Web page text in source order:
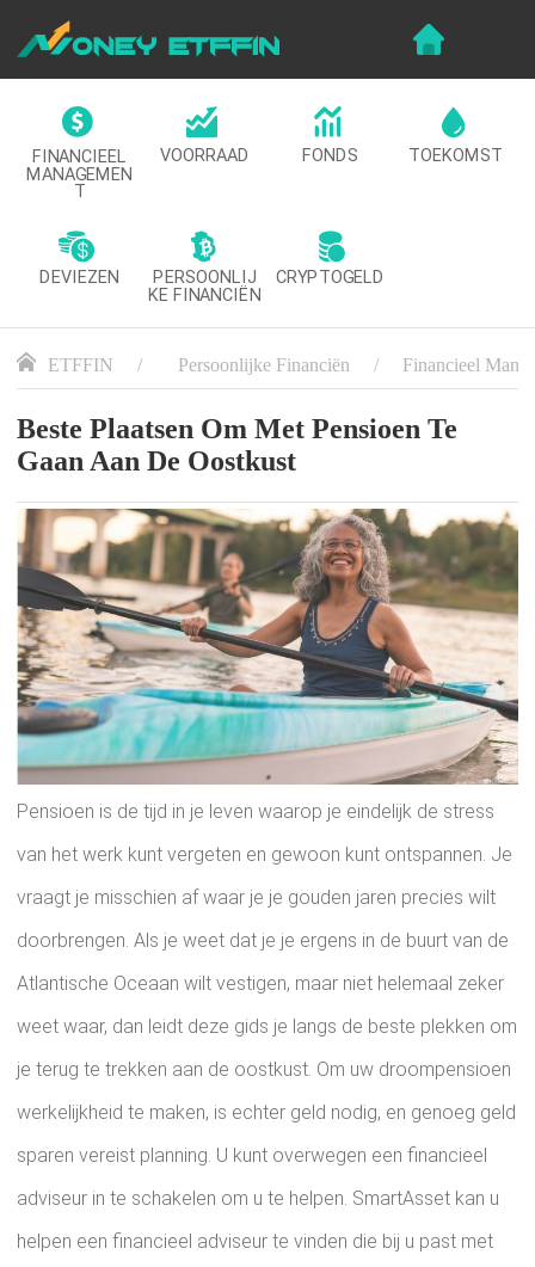
FINANCIEEL
MANAGEMEN
T
VOORRAAD FONDS TOEKOMST
DEVIEZEN PERSOONLIJ
KE FINANCIËN
CRYPTOGELD
ETFFIN Persoonlijke Financiën Financieel
Beste Plaatsen Om Met Pensioen Te
Gaan Aan De Oostkust
Pensioen is de tijd in je leven waarop je eindelijk de stress
van het werk kunt vergeten en gewoon kunt ontspannen. Je
vraagt ​​je misschien af ​​waar je je gouden jaren precies wilt
doorbrengen. Als je weet dat je je ergens in de buurt van de
Atlantische Oceaan wilt vestigen, maar niet helemaal zeker
weet waar, dan leidt deze gids je langs de beste plekken om
je terug te trekken aan de oostkust. Om uw droompensioen
werkelijkheid te maken, is echter geld nodig, en genoeg geld
sparen vereist planning. U kunt overwegen een financieel
adviseur in te schakelen om u te helpen. SmartAsset kan u
helpen een financieel adviseur te vinden die bij u past met